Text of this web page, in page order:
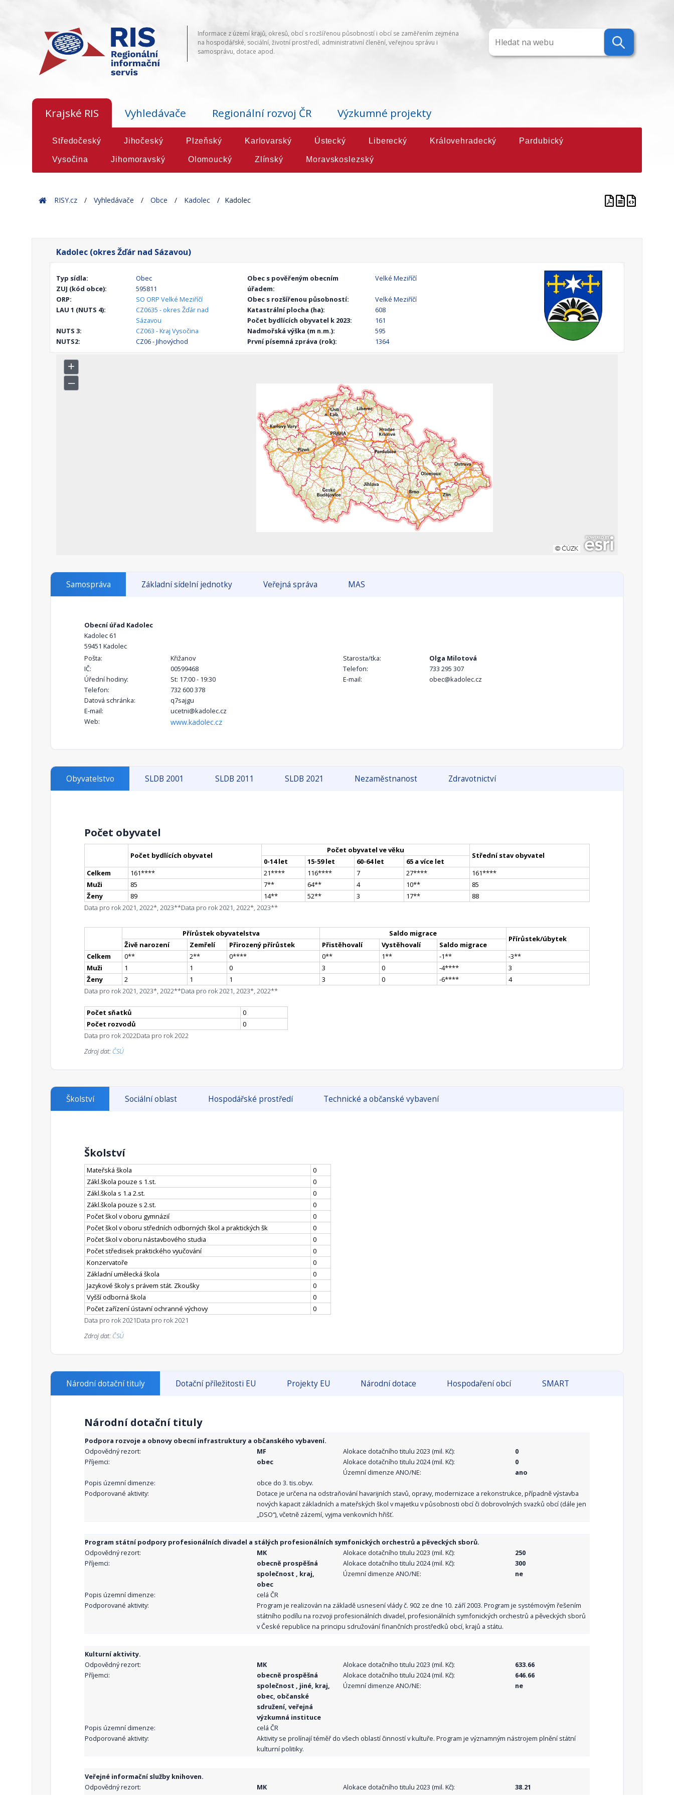
Informace z území krajů, okresů, obcí s rozšířenou působností i obcí se zaměřením zejména
na hospodářské, sociální, životní prostředí, administrativní členění, veřejnou správu i
samosprávu, dotace apod.
Krajské RIS Vyhledávače Regionální rozvoj ČR Výzkumné projekty
Středočeský Jihočeský Plzeňský Karlovarský Ústecký Liberecký Královehradecký Pardubický
Vysočina Jihomoravský Olomoucký Zlínský Moravskoslezský
HomeRISY.cz Vyhledávače Obce Kadolec Kadolec
Kadolec (okres Žďár nad Sázavou)
Typ sídla:
Obec
ZUJ (kód obce):
595811
ORP:
SO ORP Velké Meziříčí
LAU 1 (NUTS 4):
CZ0635 - okres Žďár nad
Sázavou
NUTS 3:
CZ063 - Kraj Vysočina
NUTS2:
CZ06 - Jihovýchod
Obec s pověřeným obecním
úřadem:
Velké Meziříčí
Obec s rozšířenou působností:
Velké Meziříčí
Katastrální plocha (ha):
608
Počet bydlících obyvatel k 2023:
161
Nadmořská výška (m n.m.):
595
První písemná zpráva (rok):
1364
Samospráva Základní sídelní jednotky Veřejná správa MAS
Obecní úřad Kadolec
Kadolec 61
59451 Kadolec
Pošta:
Křižanov
IČ:
00599468
Úřední hodiny:
St: 17:00 - 19:30
Telefon:
732 600 378
Datová schránka:
q7sajgu
E-mail:
ucetni@kadolec.cz
Web:
www.kadolec.cz
Starosta/tka:
Olga Milotová
Telefon:
733 295 307
E-mail:
obec@kadolec.cz
Obyvatelstvo SLDB 2001 SLDB 2011 SLDB 2021 Nezaměstnanost Zdravotnictví
Počet obyvatel
Počet bydlících obyvatel
Počet obyvatel ve věku
Střední stav obyvatel
0-14 let 15-59 let 60-64 let
65 a více let
Celkem
161**** 21**** 116**** 7 27**** 161****
Muži
85 7** 64** 4 10**
85
Ženy
89 14** 52** 3 17**
88
Data pro rok 2021, 2022*, 2023**Data pro rok 2021, 2022*, 2023**
Přírůstek obyvatelstva Saldo migrace
Přírůstek/úbytek
Živě narození Zemřelí Přirozený přírůstek Přistěhovalí Vystěhovalí
Saldo migrace
Celkem
0** 2** 0**** 0** 1** -1** -3**
Muži
1 1 0 3 0 -4****
3
Ženy
2 1 1 3 0 -6****
4
Data pro rok 2021, 2023*, 2022**Data pro rok 2021, 2023*, 2022**
Počet sňatků
0
Počet rozvodů
0
Data pro rok 2022Data pro rok 2022
Zdroj dat: ČSÚ
Školství Sociální oblast Hospodářské prostředí Technické a občanské vybavení
Školství
Mateřská škola
0
Zákl.škola pouze s 1.st.
0
Zákl.škola s 1.a 2.st.
0
Zákl.škola pouze s 2.st.
0
Počet škol v oboru gymnázií
0
Počet škol v oboru středních odborných škol a praktických šk
0
Počet škol v oboru nástavbového studia
0
Počet středisek praktického vyučování
0
Konzervatoře
0
Základní umělecká škola
0
Jazykové školy s právem stát. Zkoušky
0
Vyšší odborná škola
0
Počet zařízení ústavní ochranné výchovy
0
Data pro rok 2021Data pro rok 2021
Zdroj dat: ČSÚ
Národní dotační tituly Dotační příležitosti EU Projekty EU Národní dotace Hospodaření obcí SMART
Národní dotační tituly
Podpora rozvoje a obnovy obecní infrastruktury a občanského vybavení.
Odpovědný rezort:
MF
Příjemci:
obec
Alokace dotačního titulu 2023 (mil. Kč):
0
Alokace dotačního titulu 2024 (mil. Kč):
0
Územní dimenze ANO/NE:
ano
Popis územní dimenze:
obce do 3. tis.obyv.
Podporované aktivity:
Dotace je určena na odstraňování havarijních stavů, opravy, modernizace a rekonstrukce, případně výstavba
nových kapacit základních a mateřských škol v majetku v působnosti obcí či dobrovolných svazků obcí (dále jen
„DSO“), včetně zázemí, vyjma venkovních hřišť.
Program státní podpory profesionálních divadel a stálých profesionálních symfonických orchestrů a pěveckých sborů.
Odpovědný rezort:
MK
Příjemci:
obecně prospěšná
společnost , kraj,
obec
Alokace dotačního titulu 2023 (mil. Kč):
250
Alokace dotačního titulu 2024 (mil. Kč):
300
Územní dimenze ANO/NE:
ne
Popis územní dimenze:
celá ČR
Podporované aktivity:
Program je realizován na základě usnesení vlády č. 902 ze dne 10. září 2003. Program je systémovým řešením
státního podílu na rozvoji profesionálních divadel, profesionálních symfonických orchestrů a pěveckých sborů
v České republice na principu sdružování finančních prostředků obcí, krajů a státu.
Kulturní aktivity.
Odpovědný rezort:
MK
Příjemci:
obecně prospěšná
společnost , jiné, kraj,
obec, občanské
sdružení, veřejná
výzkumná instituce
Alokace dotačního titulu 2023 (mil. Kč):
633.66
Alokace dotačního titulu 2024 (mil. Kč):
646.66
Územní dimenze ANO/NE:
ne
Popis územní dimenze:
celá ČR
Podporované aktivity:
Aktivity se prolínají téměř do všech oblastí činností v kultuře. Program je významným nástrojem plnění státní
kulturní politiky.
Veřejné informační služby knihoven.
Odpovědný rezort:
MK
Alokace dotačního titulu 2023 (mil. Kč):
38.21